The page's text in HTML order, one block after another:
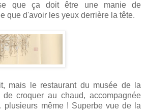
que ça doit être une manie de
que d'avoir les yeux derrière la tête.
mais le restaurant du musée de la
croquer au chaud, accompagnée
même ! Superbe vue de la